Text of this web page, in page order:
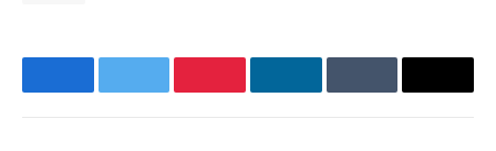
FacebookTwitter PinterestLinkedInTumblr E-